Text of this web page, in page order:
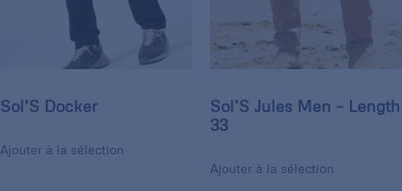
Sol’S Docker
Ajouter à la sélection
Sol’S Jules Men – Length
33
Ajouter à la sélection